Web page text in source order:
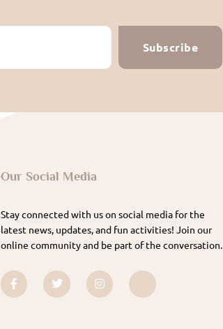
Subscribe
Our Social Media
Stay connected with us on social media for the
latest news, updates, and fun activities! Join our
online community and be part of the conversation.